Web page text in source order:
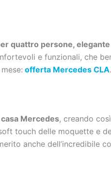
quattro persone,
e funzionali, che
offerta Mercedes CLA.
Mercedes, creando
touch delle moquette e
anche dell’incredibile